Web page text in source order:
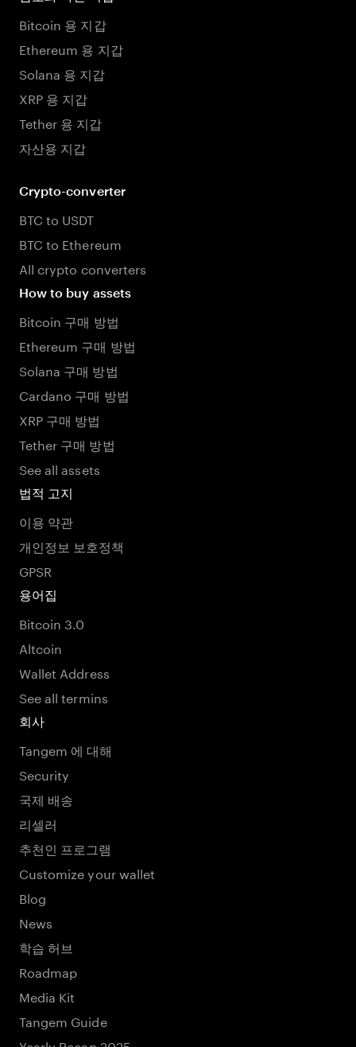
Bitcoin 용 지갑
Ethereum 용 지갑
Solana 용 지갑
XRP 용 지갑
Tether 용 지갑
자산용 지갑
Crypto-converter
BTC to USDT
BTC to Ethereum
All crypto converters
How to buy assets
Bitcoin 구매 방법
Ethereum 구매 방법
Solana 구매 방법
Cardano 구매 방법
XRP 구매 방법
Tether 구매 방법
See all assets
법적 고지
이용 약관
개인정보 보호정책
GPSR
용어집
Bitcoin 3.0
Altcoin
Wallet Address
See all termins
회사
Tangem 에 대해
Security
국제 배송
리셀러
추천인 프로그램
Customize your wallet
Blog
News
학습 허브
Roadmap
Media Kit
Tangem Guide